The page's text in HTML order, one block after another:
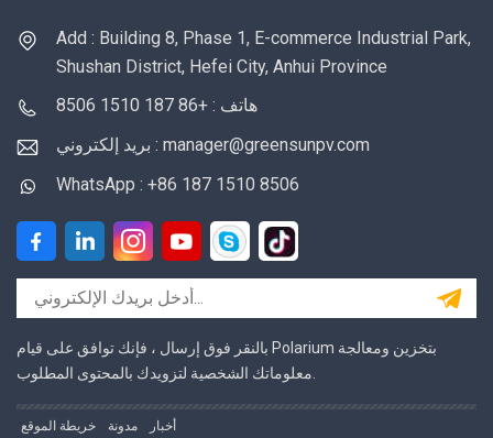
Add : Building 8, Phase 1, E-commerce Industrial Park,
Shushan District, Hefei City, Anhui Province
هاتف : +86 187 1510 8506
بريد إلكتروني : manager@greensunpv.com
WhatsApp : +86 187 1510 8506
بالنقر فوق إرسال ، فإنك توافق على قيام Polarium بتخزين ومعالجة
معلوماتك الشخصية لتزويدك بالمحتوى المطلوب.
خريطة الموقع مدونة أخبار